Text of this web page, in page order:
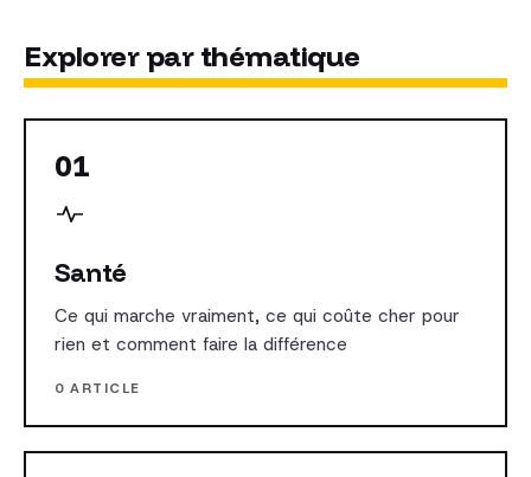
Explorer par thématique
01
Santé
Ce qui marche vraiment, ce qui coûte cher pour
rien et comment faire la différence
0 ARTICLE